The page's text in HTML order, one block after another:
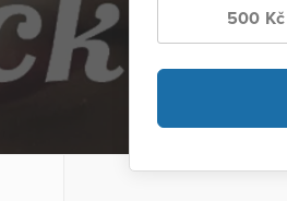
500 Kč